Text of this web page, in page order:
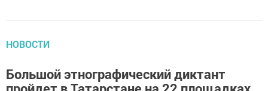
НОВОСТИ
Большой этнографический диктант